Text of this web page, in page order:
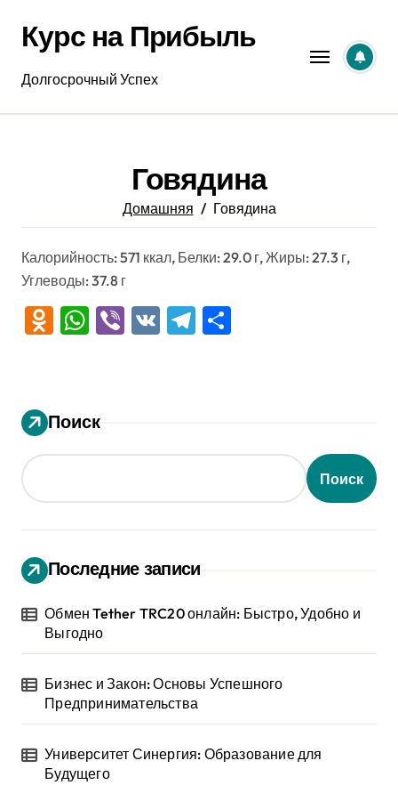
содержанию
Курс на Прибыль
Долгосрочный Успех
Говядина
Домашняя Говядина
Калорийность: 571 ккал, Белки: 29.0 г, Жиры: 27.3 г,
Углеводы: 37.8 г
Odnoklassniki
WhatsApp
Viber
VK Telegram
Поиск
Поиск
Последние записи
Обмен Tether TRC20 онлайн: Быстро, Удобно и
Выгодно
Бизнес и Закон: Основы Успешного
Предпринимательства
Университет Синергия: Образование для
Будущего